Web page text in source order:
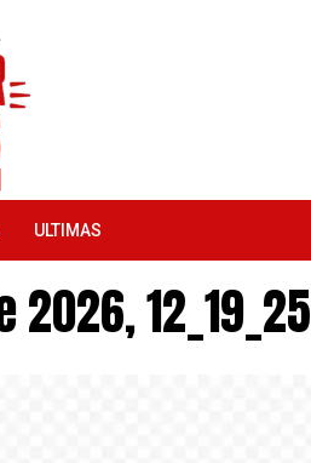
ULTIMAS
2026, 12_19_25